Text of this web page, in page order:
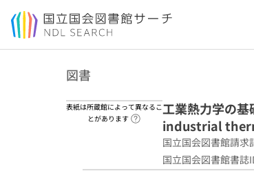
本文へ移動
図書
表紙は所蔵館によって異なるこ
とがあります
ヘルプページへのリ
工業熱力学の
industrial
国立国会図書館請求
国立国会図書館書誌